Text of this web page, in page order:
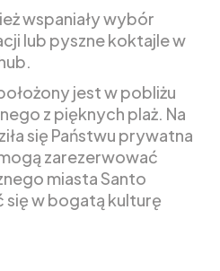
wspaniały wybór
lub pyszne koktajle w
jest w pobliżu
z pięknych plaż. Na
się Państwu prywatna
zarezerwować
miasta Santo
się w bogatą kulturę